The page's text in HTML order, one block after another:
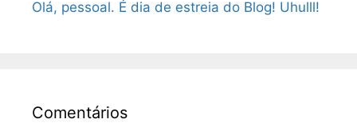
Olá, pessoal. É dia de estreia do Blog! Uhulll!
Comentários